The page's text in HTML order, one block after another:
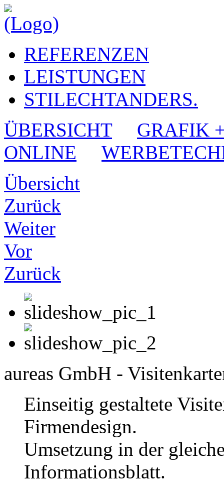
REFERENZEN
LEISTUNGEN
STILECHTANDERS.
ÜBERSICHT
GRAFIK
ONLINE
Übersicht
Zurück
Weiter
Vor
Zurück
aureas GmbH -
Einseitig gestaltete
Firmendesign.
Umsetzung in der
Informationsblatt.